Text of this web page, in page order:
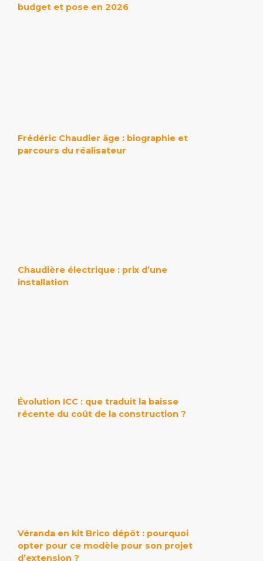
budget et pose en 2026
Frédéric Chaudier âge : biographie et
parcours du réalisateur
Chaudière électrique : prix d’une
installation
Évolution ICC : que traduit la baisse
récente du coût de la construction ?
Véranda en kit Brico dépôt : pourquoi
opter pour ce modèle pour son projet
d’extension ?